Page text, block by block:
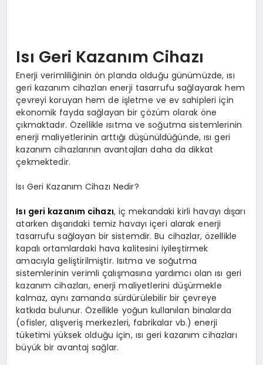
Isı Geri Kazanım Cihazı
Enerji verimliliğinin ön planda olduğu günümüzde, ısı
geri kazanım cihazları enerji tasarrufu sağlayarak hem
çevreyi koruyan hem de işletme ve ev sahipleri için
ekonomik fayda sağlayan bir çözüm olarak öne
çıkmaktadır. Özellikle ısıtma ve soğutma sistemlerinin
enerji maliyetlerinin arttığı düşünüldüğünde, ısı geri
kazanım cihazlarının avantajları daha da dikkat
çekmektedir.
Isı Geri Kazanım Cihazı Nedir?
Isı geri kazanım cihazı, iç mekandaki kirli havayı dışarı
atarken dışarıdaki temiz havayı içeri alarak enerji
tasarrufu sağlayan bir sistemdir. Bu cihazlar, özellikle
kapalı ortamlardaki hava kalitesini iyileştirmek
amacıyla geliştirilmiştir. Isıtma ve soğutma
sistemlerinin verimli çalışmasına yardımcı olan ısı geri
kazanım cihazları, enerji maliyetlerini düşürmekle
kalmaz, aynı zamanda sürdürülebilir bir çevreye
katkıda bulunur. Özellikle yoğun kullanılan binalarda
(ofisler, alışveriş merkezleri, fabrikalar vb.) enerji
tüketimi yüksek olduğu için, ısı geri kazanım cihazları
büyük bir avantaj sağlar.